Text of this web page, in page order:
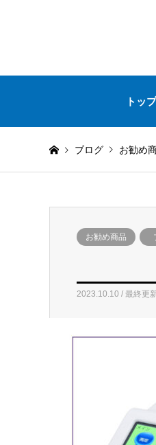
トップ
ブログ お勧め
お勧め商品
2023.10.10 / 最終更